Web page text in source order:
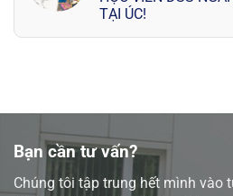
TẠI ÚC!
Bạn cần tư vấn?
Chúng tôi tập trung hết mình vào